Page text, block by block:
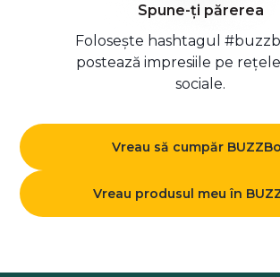
Spune-ți părerea
Folosește hashtagul
postează impresiile pe
sociale.
Vreau să cumpăr
Vreau produsul meu în